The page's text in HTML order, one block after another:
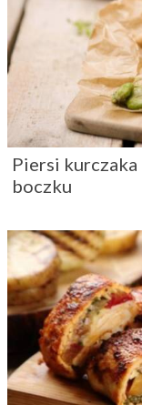
Piersi
boczku